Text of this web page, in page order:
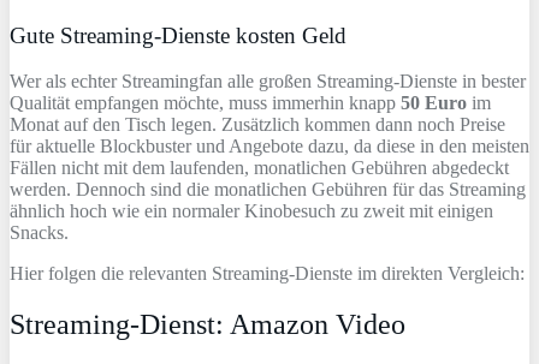
Gute Streaming-Dienste kosten Geld
Wer als echter Streamingfan alle großen Streaming-Dienste in bester
Qualität empfangen möchte, muss immerhin knapp 50 Euro im
Monat auf den Tisch legen. Zusätzlich kommen dann noch Preise
für aktuelle Blockbuster und Angebote dazu, da diese in den meisten
Fällen nicht mit dem laufenden, monatlichen Gebühren abgedeckt
werden. Dennoch sind die monatlichen Gebühren für das Streaming
ähnlich hoch wie ein normaler Kinobesuch zu zweit mit einigen
Snacks.
Hier folgen die relevanten Streaming-Dienste im direkten Vergleich:
Streaming-Dienst: Amazon Video